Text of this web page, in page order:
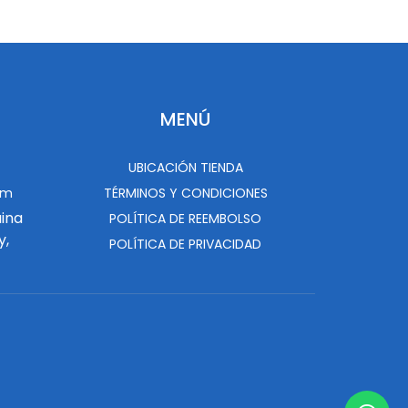
MENÚ
UBICACIÓN TIENDA
TÉRMINOS Y CONDICIONES
POLÍTICA DE REEMBOLSO
POLÍTICA DE PRIVACIDAD